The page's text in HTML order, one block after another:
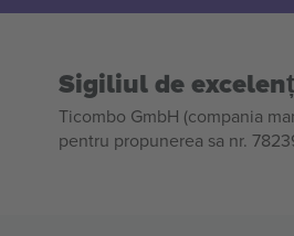
Sigiliul de
Ticombo GmbH (compania
pentru propunerea sa nr.